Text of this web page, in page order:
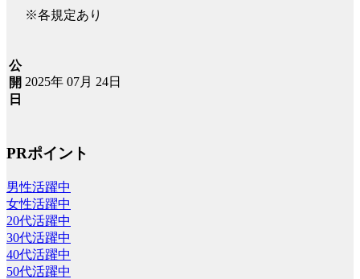
※各規定あり
公
開
日
2025年 07月 24日
PRポイント
男性活躍中
女性活躍中
20代活躍中
30代活躍中
40代活躍中
50代活躍中